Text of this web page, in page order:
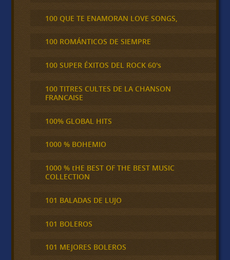
100 QUE TE ENAMORAN LOVE SONGS,
100 ROMÁNTICOS DE SIEMPRE
100 SUPER ÉXITOS DEL ROCK 60's
100 TITRES CULTES DE LA CHANSON
FRANCAISE
100% GLOBAL HITS
1000 % BOHEMIO
1000 % tHE BEST OF THE BEST MUSIC
COLLECTION
101 BALADAS DE LUJO
101 BOLEROS
101 MEJORES BOLEROS